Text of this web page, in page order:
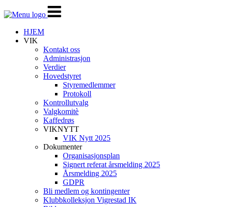
Veksle
navigasjon
HJEM
VIK
Kontakt oss
Administrasjon
Verdier
Hovedstyret
Styremedlemmer
Protokoll
Kontrollutvalg
Valgkomitè
Kaffedrøs
VIKNYTT
VIK Nytt 2025
Dokumenter
Organisasjonsplan
Signert referat årsmelding 2025
Årsmelding 2025
GDPR
Bli medlem og kontingenter
Klubbkolleksjon Vigrestad IK